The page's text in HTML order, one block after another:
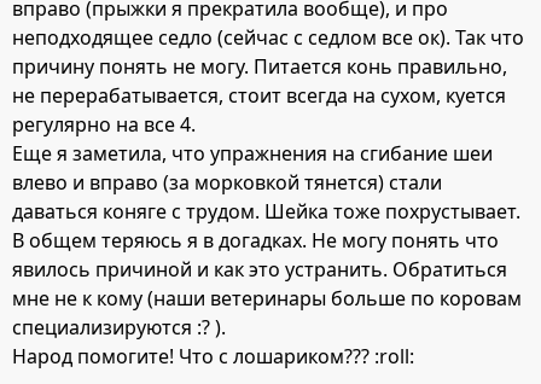
вправо (прыжки я прекратила вообще), и про
неподходящее седло (сейчас с седлом все ок). Так что
причину понять не могу. Питается конь правильно,
не перерабатывается, стоит всегда на сухом, куется
регулярно на все 4.
Еще я заметила, что упражнения на сгибание шеи
влево и вправо (за морковкой тянется) стали
даваться коняге с трудом. Шейка тоже похрустывает.
В общем теряюсь я в догадках. Не могу понять что
явилось причиной и как это устранить. Обратиться
мне не к кому (наши ветеринары больше по коровам
специализируются :? ).
Народ помогите! Что с лошариком??? :roll: